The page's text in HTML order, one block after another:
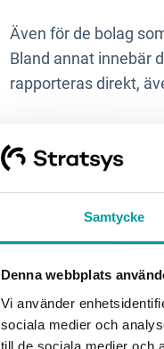
Samtycke
Denna webbplats
Vi använder
sociala medier och
till de sociala medier och
Även för de bolag
Bland annat innebär
rapporteras direkt,
Förenkling
Den minskar antalet
Företag i våg 1 ges
nya förenklade
Förslag